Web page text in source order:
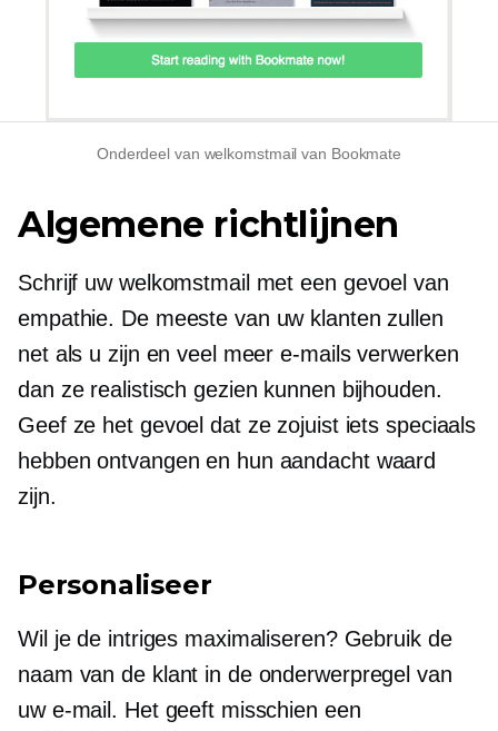
Onderdeel van welkomstmail van Bookmate
Algemene richtlijnen
Schrijf uw welkomstmail met een gevoel van
empathie. De meeste van uw klanten zullen
net als u zijn en veel meer e-mails verwerken
dan ze realistisch gezien kunnen bijhouden.
Geef ze het gevoel dat ze zojuist iets speciaals
hebben ontvangen en hun aandacht waard
zijn.
Personaliseer
Wil je de intriges maximaliseren? Gebruik de
naam van de klant in de onderwerpregel van
uw e-mail. Het geeft misschien een